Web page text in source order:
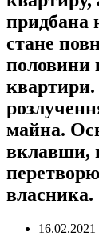
придбана
стане
половини
квартири.
майна.
вклавши,
власника.
16.02.2021